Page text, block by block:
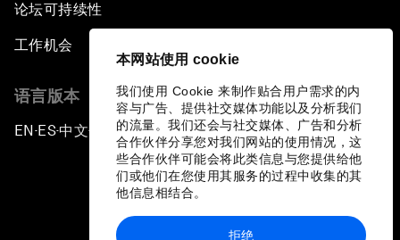
本网站使用 cookie
我们使用 Cookie 来制作贴合用户需求的内
容与广告、提供社交媒体功能以及分析我们
的流量。我们还会与社交媒体、广告和分析
合作伙伴分享您对我们网站的使用情况，这
些合作伙伴可能会将此类信息与您提供给他
们或他们在您使用其服务的过程中收集的其
他信息相结合。
拒绝
论坛可持续性
工作机会
语言版本
EN ▪ ES▪中文▪ 日本語